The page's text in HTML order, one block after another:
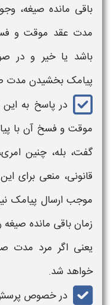
باقی مانده صیغه،
مدت عقد موقت و
باشد یا خیر و در
پیامک بخشیدن مدت
در پاسخ به
موقت و فسخ آن با
گفت، بله، چنین
قانونی، منعی برای
موجب ارسال پیامک
زمان باقی مانده صیغه
یعنی اگر مرد مدت
خواهد شد.
در خصوص پرسش